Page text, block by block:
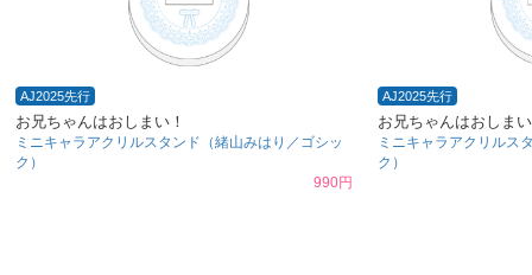
AJ2025先行
お兄ちゃんはおしまい！
ミニキャラアクリルスタンド（緒山みはり／ゴシッ
ク）
990円
AJ2025先行
お兄ちゃんはおしま
ミニキャラアクリルス
ク）